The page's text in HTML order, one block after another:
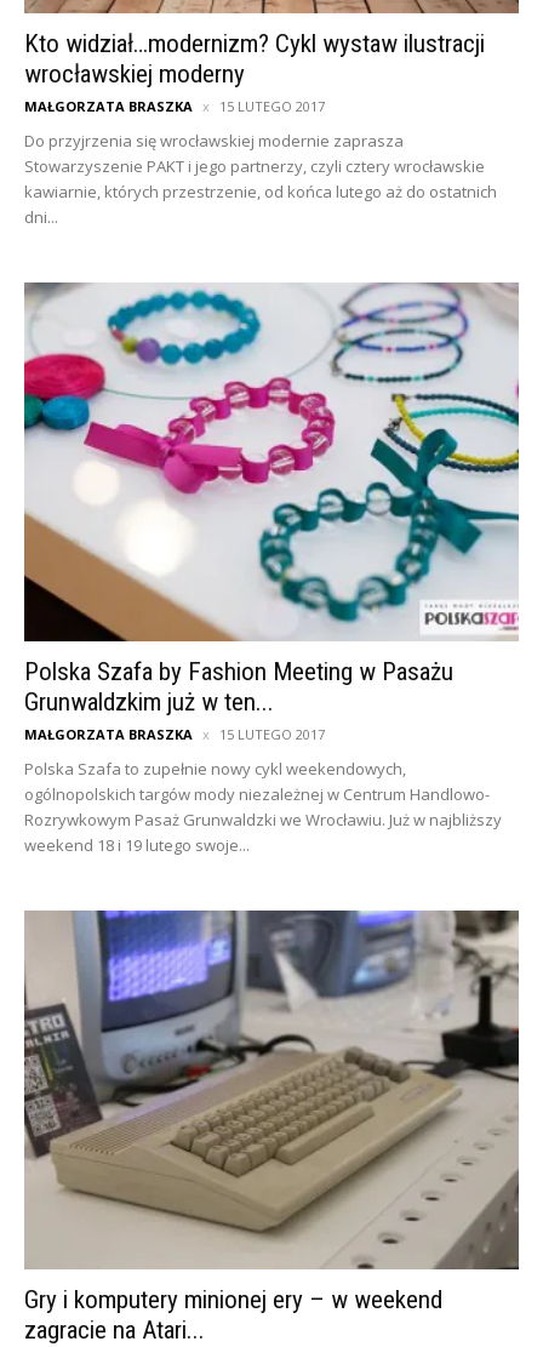
Kto widział…modernizm? Cykl wystaw ilustracji
wrocławskiej moderny
MAŁGORZATA BRASZKA 15 LUTEGO 2017
Do przyjrzenia się wrocławskiej modernie zaprasza
Stowarzyszenie PAKT i jego partnerzy, czyli cztery wrocławskie
kawiarnie, których przestrzenie, od końca lutego aż do ostatnich
dni...
Polska Szafa by Fashion Meeting w Pasażu
Grunwaldzkim już w ten...
MAŁGORZATA BRASZKA 15 LUTEGO 2017
Polska Szafa to zupełnie nowy cykl weekendowych,
ogólnopolskich targów mody niezależnej w Centrum Handlowo-
Rozrywkowym Pasaż Grunwaldzki we Wrocławiu. Już w najbliższy
weekend 18 i 19 lutego swoje...
Gry i komputery minionej ery – w weekend
zagracie na Atari...